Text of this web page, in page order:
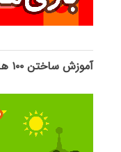
آموزش ساختن ۱۰۰ ها